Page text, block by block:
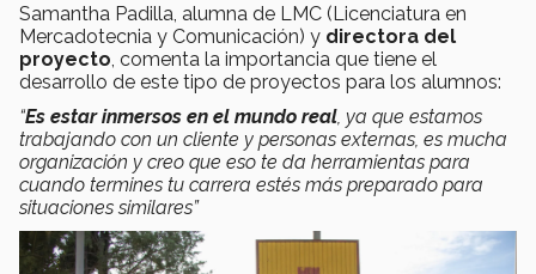
Samantha Padilla, alumna de LMC (Licenciatura en
Mercadotecnia y Comunicación) y directora del
proyecto , comenta la importancia que tiene el
desarrollo de este tipo de proyectos para los alumnos:
“Es estar inmersos en el mundo real , ya que estamos
trabajando con un cliente y personas externas, es mucha
organización y creo que eso te da herramientas para
cuando termines tu carrera estés más preparado para
situaciones similares”